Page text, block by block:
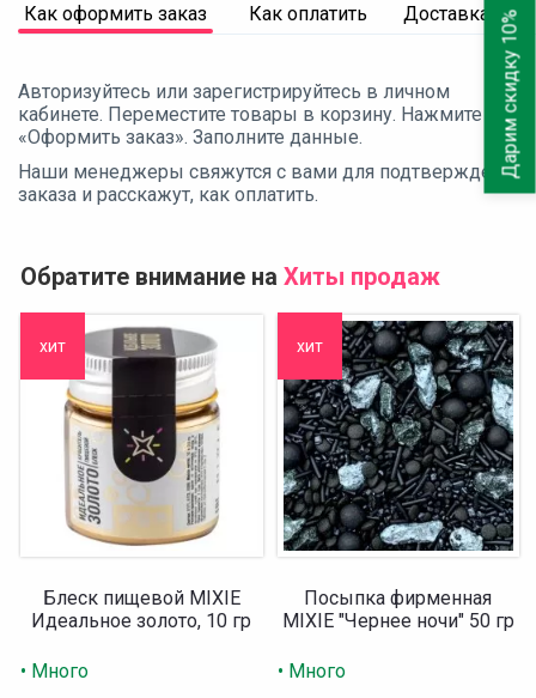
Как оформить заказ Как оплатить Доставка
Авторизуйтесь или зарегистрируйтесь в личном
кабинете. Переместите товары в корзину. Нажмите
«Оформить заказ». Заполните данные.
Наши менеджеры свяжутся с вами для подтверждения
заказа и расскажут, как оплатить.
Обратите внимание на Хиты продаж
хит
Блеск пищевой MIXIE
Идеальное золото, 10 гр
• Много
хит
Посыпка фирменная
MIXIE "Чернее ночи" 50 гр
• Много
Дарим скидку 10%